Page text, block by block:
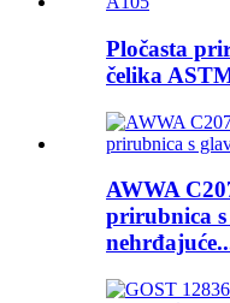
Pločasta
čelika
AWWA
prirubnica